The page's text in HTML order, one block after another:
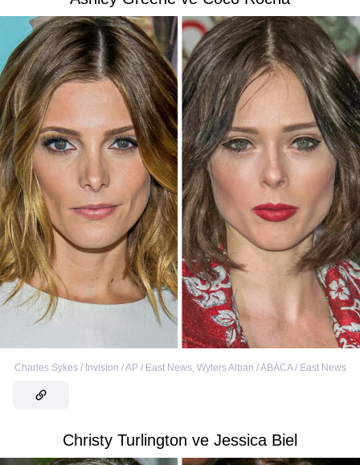
Charles Sykes / Invision / AP / East News, Wyters Alban / ABACA / East News
Christy Turlington ve Jessica Biel